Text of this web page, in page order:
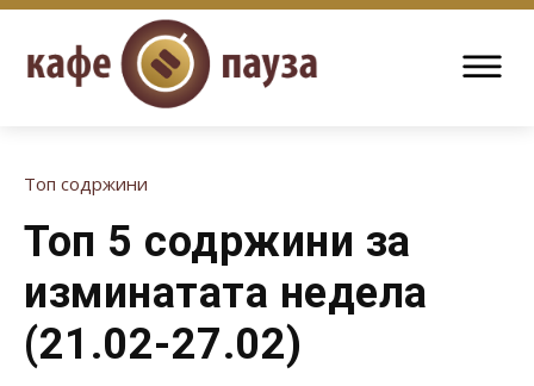
Топ содржини
Топ 5 содржини за
изминатата недела
(21.02-27.02)